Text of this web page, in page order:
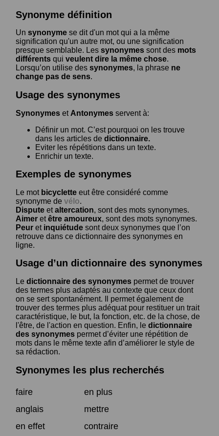
Synonyme définition
Un synonyme se dit d'un mot qui a la même
signification qu'un autre mot, ou une signification
presque semblable. Les synonymes sont des mots
différents qui veulent dire la même chose.
Lorsqu’on utilise des synonymes, la phrase ne
change pas de sens.
Usage des synonymes
Synonymes et Antonymes servent à:
Définir un mot. C’est pourquoi on les trouve
dans les articles de dictionnaire.
Eviter les répétitions dans un texte.
Enrichir un texte.
Exemples de synonymes
Le mot bicyclette eut être considéré comme
synonyme de vélo.
Dispute etaltercation, sont des mots synonymes.
Aimer etêtre amoureux, sont des mots synonymes.
Peur et inquiétude sont deux synonymes que l’on
retrouve dans ce dictionnaire des synonymes en
ligne.
Usage d’un dictionnaire des synonymes
Le dictionnaire des synonymes permet de trouver
des termes plus adaptés au contexte que ceux dont
on se sert spontanément. Il permet également de
trouver des termes plus adéquat pour restituer un trait
caractéristique, le but, la fonction, etc. de la chose, de
l'être, de l'action en question. Enfin, le dictionnaire
des synonymes permet d’éviter une répétition de
mots dans le même texte afin d’améliorer le style de
sa rédaction.
Synonymes les plus recherchés
faire
en plus
anglais
mettre
en effet
contraire